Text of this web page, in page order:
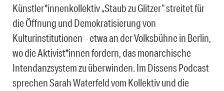
Künstler*innenkollektiv „Staub zu Glitzer“ streitet für
die Öffnung und Demokratisierung von
Kulturinstitutionen – etwa an der Volksbühne in Berlin,
wo die Aktivist*innen fordern, das monarchische
Intendanzsystem zu überwinden. Im Dissens Podcast
sprechen Sarah Waterfeld vom Kollektiv und die